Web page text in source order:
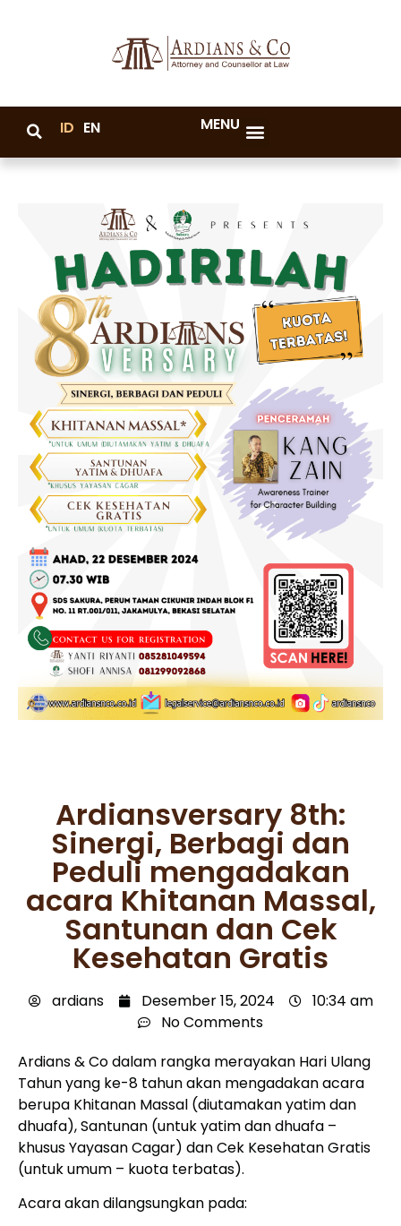
MENU
ID EN
Ardiansversary 8th:
Sinergi, Berbagi dan
Peduli mengadakan
acara Khitanan Massal,
Santunan dan Cek
Kesehatan Gratis
ardians Desember 15, 2024
10:34 am
No Comments
Ardians & Co dalam rangka merayakan Hari Ulang
Tahun yang ke-8 tahun akan mengadakan acara
berupa Khitanan Massal (diutamakan yatim dan
dhuafa), Santunan (untuk yatim dan dhuafa –
khusus Yayasan Cagar) dan Cek Kesehatan Gratis
(untuk umum – kuota terbatas).
Acara akan dilangsungkan pada: